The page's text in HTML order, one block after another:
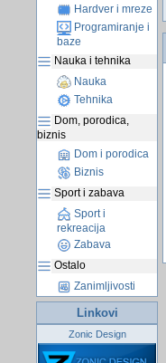
Hardver i mreze
Programiranje i
baze
Nauka i tehnika
Nauka
Tehnika
Dom, porodica,
biznis
Dom i porodica
Biznis
Sport i zabava
Sport i
rekreacija
Zabava
Ostalo
Zanimljivosti
Linkovi
Zonic Design